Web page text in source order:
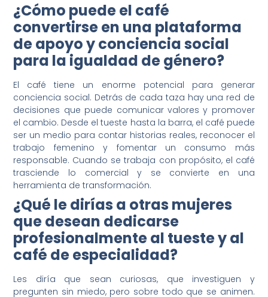
¿Cómo puede el café
convertirse en una plataforma
de apoyo y conciencia social
para la igualdad de género?
El café tiene un enorme potencial para generar
conciencia social. Detrás de cada taza hay una red de
decisiones que puede comunicar valores y promover
el cambio. Desde el tueste hasta la barra, el café puede
ser un medio para contar historias reales, reconocer el
trabajo femenino y fomentar un consumo más
responsable. Cuando se trabaja con propósito, el café
trasciende lo comercial y se convierte en una
herramienta de transformación.
¿Qué le dirías a otras mujeres
que desean dedicarse
profesionalmente al tueste y al
café de especialidad?
Les diría que sean curiosas, que investiguen y
pregunten sin miedo, pero sobre todo que se animen.